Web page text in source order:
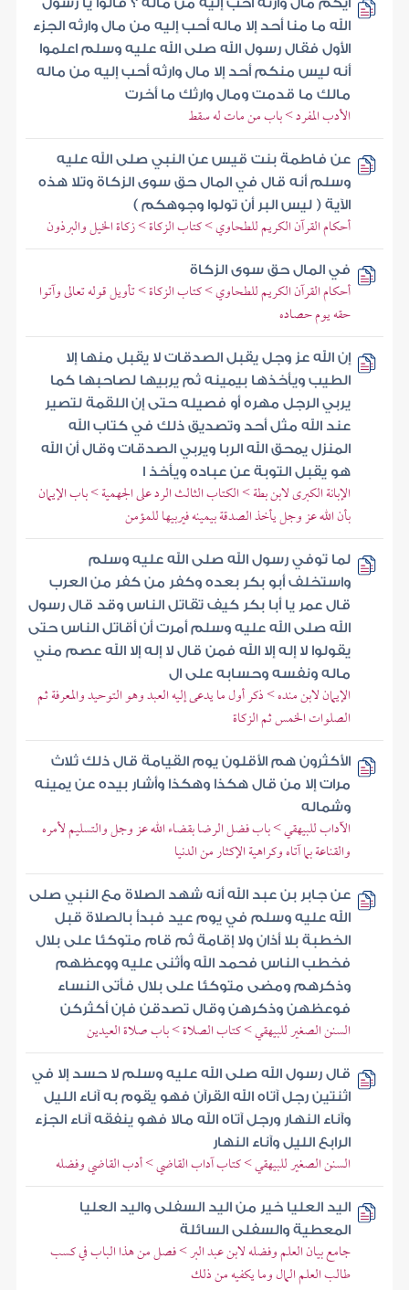
أيكم مال وارثه أحب إليه من ماله ؟ قالوا يا رسول
الله ما منا أحد إلا ماله أحب إليه من مال وارثه الجزء
الأول فقال رسول الله صلى الله عليه وسلم اعلموا
أنه ليس منكم أحد إلا مال وارثه أحب إليه من ماله
مالك ما قدمت ومال وارثك ما أخرت
الأدب المفرد > باب من مات له سقط
عن فاطمة بنت قيس عن النبي صلى الله عليه
وسلم أنه قال في المال حق سوى الزكاة وتلا هذه
الآية ( ليس البر أن تولوا وجوهكم )
أحكام القرآن الكريم للطحاوي > كتاب الزكاة > زكاة الخيل والبرذون
في المال حق سوى الزكاة
أحكام القرآن الكريم للطحاوي > كتاب الزكاة > تأويل قوله تعالى وآتوا
حقه يوم حصاده
إن الله عز وجل يقبل الصدقات لا يقبل منها إلا
الطيب ويأخذها بيمينه ثم يربيها لصاحبها كما
يربي الرجل مهره أو فصيله حتى إن اللقمة لتصير
عند الله مثل أحد وتصديق ذلك في كتاب الله
المنزل يمحق الله الربا ويربي الصدقات وقال أن الله
هو يقبل التوبة عن عباده ويأخذ ا
الإبانة الكبرى لابن بطة > الكتاب الثالث الرد على الجهمية > باب الإيمان
بأن الله عز وجل يأخذ الصدقة بيمينه فيربيها للمؤمن
لما توفي رسول الله صلى الله عليه وسلم
واستخلف أبو بكر بعده وكفر من كفر من العرب
قال عمر يا أبا بكر كيف تقاتل الناس وقد قال رسول
الله صلى الله عليه وسلم أمرت أن أقاتل الناس حتى
يقولوا لا إله إلا الله فمن قال لا إله إلا الله عصم مني
ماله ونفسه وحسابه على ال
الإيمان لابن منده > ذكر أول ما يدعى إليه العبد وهو التوحيد والمعرفة ثم
الصلوات الخمس ثم الزكاة
الأكثرون هم الأقلون يوم القيامة قال ذلك ثلاث
مرات إلا من قال هكذا وهكذا وأشار بيده عن يمينه
وشماله
الآداب للبيهقي > باب فضل الرضا بقضاء الله عز وجل والتسليم لأمره
والقناعة بما آتاه وكراهية الإكثار من الدنيا
عن جابر بن عبد الله أنه شهد الصلاة مع النبي صلى
الله عليه وسلم في يوم عيد فبدأ بالصلاة قبل
الخطبة بلا أذان ولا إقامة ثم قام متوكئا على بلال
فخطب الناس فحمد الله وأثنى عليه ووعظهم
وذكرهم ومضى متوكئا على بلال فأتى النساء
فوعظهن وذكرهن وقال تصدقن فإن أكثركن
السنن الصغير للبيهقي > كتاب الصلاة > باب صلاة العيدين
قال رسول الله صلى الله عليه وسلم لا حسد إلا في
اثنتين رجل آتاه الله القرآن فهو يقوم به آناء الليل
وآناء النهار ورجل آتاه الله مالا فهو ينفقه آناء الجزء
الرابع الليل وآناء النهار
السنن الصغير للبيهقي > كتاب آداب القاضي > أدب القاضي وفضله
اليد العليا خير من اليد السفلى واليد العليا
المعطية والسفلى السائلة
جامع بيان العلم وفضله لابن عبد البر > فصل من هذا الباب في كسب
طالب العلم المال وما يكفيه من ذلك